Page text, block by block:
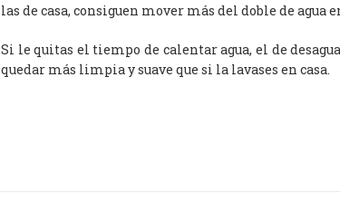
las de casa, consiguen mover más del doble de
Si le quitas el tiempo de calentar agua, el de
quedar más limpia y suave que si la lavases en casa.